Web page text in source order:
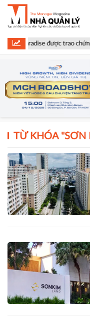
Paradise được trao chứng
TỪ KHÓA "